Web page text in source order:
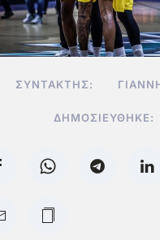
ΣΥΝΤΆΚΤΗΣ:
ΔΗΜΟΣΙΕΎΘΗΚΕ: